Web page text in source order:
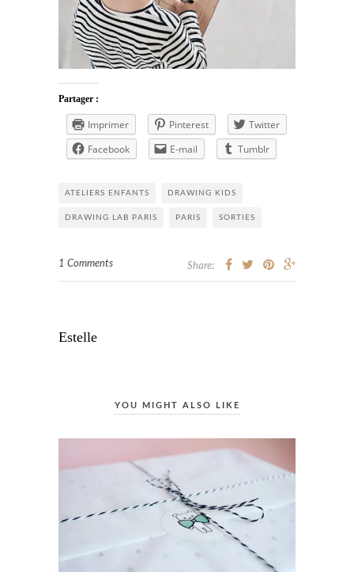
Partager :
Imprimer Pinterest
Twitter
Facebook
E-mail Tumblr
ATELIERS ENFANTS DRAWING KIDS
DRAWING LAB PARIS PARIS SORTIES
1 Comments Share:
Estelle
YOU MIGHT ALSO LIKE